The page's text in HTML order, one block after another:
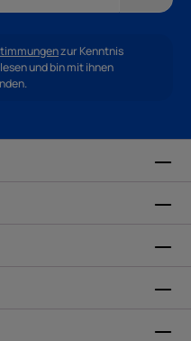
zur Kenntnis
und bin mit ihnen